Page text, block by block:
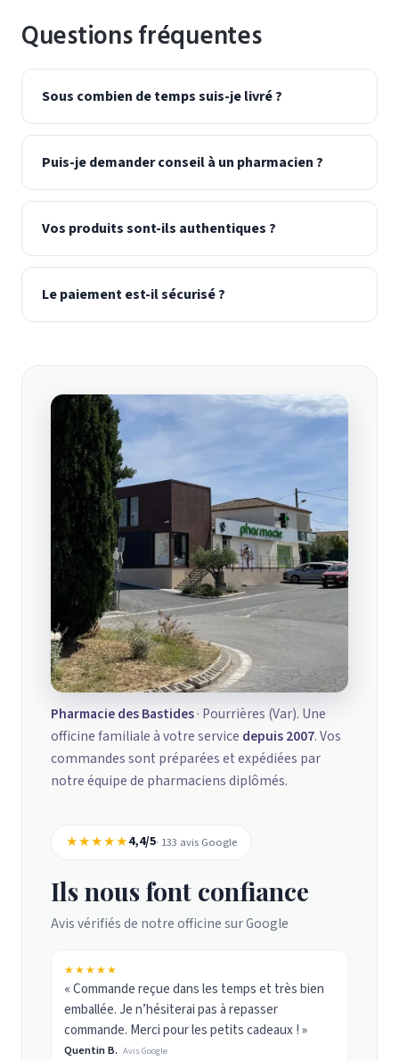
Questions fréquentes
Sous combien de temps suis-je livré ?
Puis-je demander conseil à un pharmacien ?
Vos produits sont-ils authentiques ?
Le paiement est-il sécurisé ?
Pharmacie des Bastides· Pourrières (Var). Une
officine familiale à votre service depuis 2007. Vos
commandes sont préparées et expédiées par
notre équipe de pharmaciens diplômés.
★★★★★4,4/5· 133 avis Google
Ils nous font confiance
Avis vérifiés de notre officine sur Google
★★★★★
« Commande reçue dans les temps et très bien
emballée. Je n’hésiterai pas à repasser
commande. Merci pour les petits cadeaux ! »
Quentin B. Avis Google